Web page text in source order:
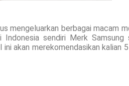
mengeluarkan berbagai macam
sendiri Merk Samsung
akan merekomendasikan kalian